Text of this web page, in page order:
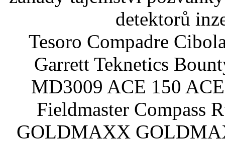
detektorů
Tesoro Compadre
Garrett Teknetics
MD3009 ACE 150
Fieldmaster Compass
GOLDMAXX